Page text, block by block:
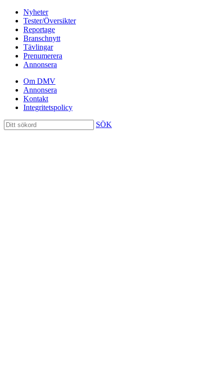
Nyheter
Tester/Översikter
Reportage
Branschnytt
Tävlingar
Prenumerera
Annonsera
Om DMV
Annonsera
Kontakt
Integritetspolicy
SÖK